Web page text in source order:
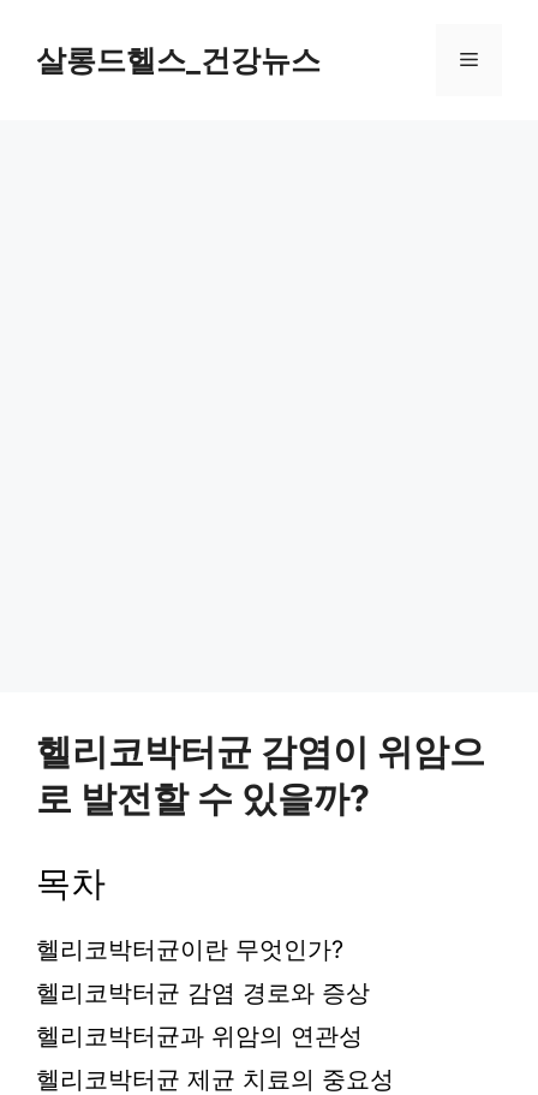
살롱드헬스_건강뉴스 메
헬리코박터균 감염이 위암으
로 발전할 수 있을까?
목차
헬리코박터균이란 무엇인가?
헬리코박터균 감염 경로와 증상
헬리코박터균과 위암의 연관성
헬리코박터균 제균 치료의 중요성